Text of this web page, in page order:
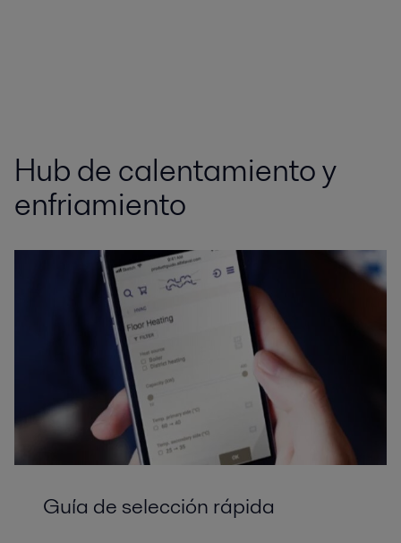
Hub de calentamiento y
enfriamiento
Guía de selección rápida